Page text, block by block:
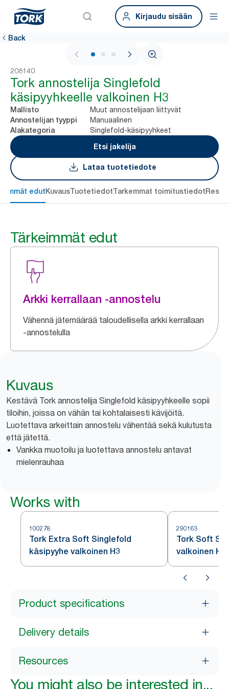
Kirjaudu sisään
Back
1 / 3
208140
Tork annostelija Singlefold
käsipyyhkeelle valkoinen H3
Mallisto Muut annostelijaan liittyvät
Annostelijan tyyppi Manuaalinen
Alakategoria
Singlefold-käsipyyhkeet
Etsi jakelija
Lataa tuotetiedote
edutKuvausTuotetiedotTarkemmat toimitustiedot
Tärkeimmät edut
Arkki kerrallaan -annostelu
Vähennä jätemäärää taloudellisella arkki kerrallaan
-annostelulla
Kuvaus
Kestävä Tork annostelija Singlefold käsipyyhkeelle sopii
tiloihin, joissa on vähän tai kohtalaisesti kävijöitä.
Luotettava arkeittain annostelu vähentää sekä kulutusta
että jätettä.
Vankka muotoilu ja luotettava annostelu antavat
mielenrauhaa
Works with
100278
Tork Extra Soft Singlefold
käsipyyhe valkoinen H3
290163
Tork Soft
valkoinen H3
Product specifications
Delivery details
Resources
You might also be interested in...